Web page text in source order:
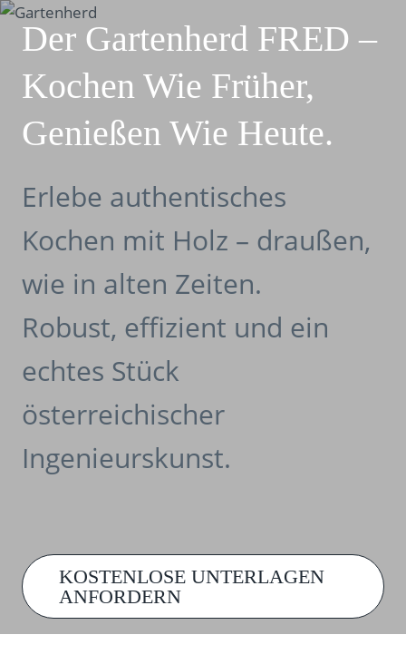
Skip
Der Gartenherd FRED –
Kochen Wie Früher,
Genießen Wie Heute.
Erlebe authentisches
Kochen mit Holz – draußen,
wie in alten Zeiten.
Robust, effizient und ein
echtes Stück
österreichischer
Ingenieurskunst.
KOSTENLOSE UNTERLAGEN
ANFORDERN